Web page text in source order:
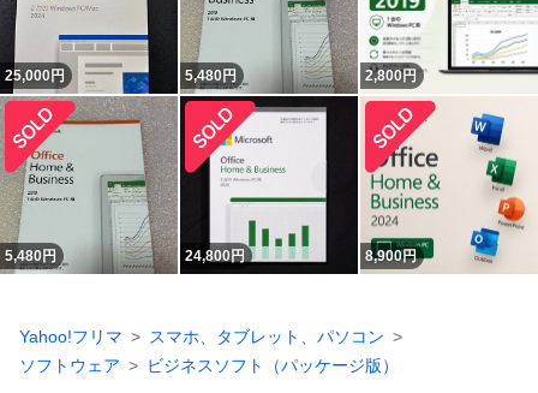
25,000円 5,480円 2,800円
5,480円 24,800円 8,900円
Yahoo!フリマ
スマホ、タブレット、パソコン
ソフトウェア
ビジネスソフト（パッケージ版）